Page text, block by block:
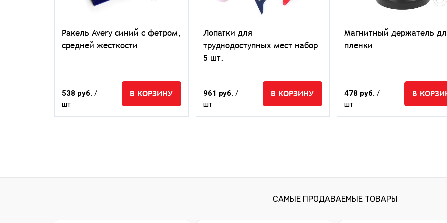
Ракель Avery синий с фетром,
средней жесткости
538 руб. /
шт
В КОРЗИНУ
Лопатки для
труднодоступных мест набор
5 шт.
961 руб. /
шт
В КОРЗИНУ
Магнитный держатель
пленки
478 руб. /
шт
В
САМЫЕ ПРОДАВАЕМЫЕ ТОВАРЫ